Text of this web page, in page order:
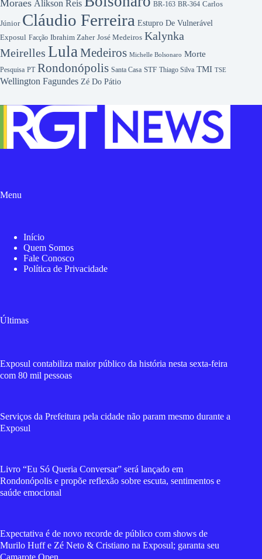
Moraes Alikson Reis BR-163 BR-364 Carlos
Júnior Cláudio Ferreira Estupro De Vulnerável
Exposul Facção Ibrahim Zaher José Medeiros Kalynka
Meirelles LulaMedeiros Michelle Bolsonaro Morte
Pesquisa PT Rondonópolis Santa Casa STF Thiago Silva TMI TSE
Wellington Fagundes Zé Do Pátio
Menu
Início
Quem Somos
Fale Conosco
Política de Privacidade
Últimas
Exposul contabiliza maior público da história nesta sexta-feira
com 80 mil pessoas
Serviços da Prefeitura pela cidade não param mesmo durante a
Exposul
Livro “Eu Só Queria Conversar” será lançado em
Rondonópolis e propõe reflexão sobre escuta, sentimentos e
saúde emocional
Expectativa é de novo recorde de público com shows de
Murilo Huff e Zé Neto & Cristiano na Exposul; garanta seu